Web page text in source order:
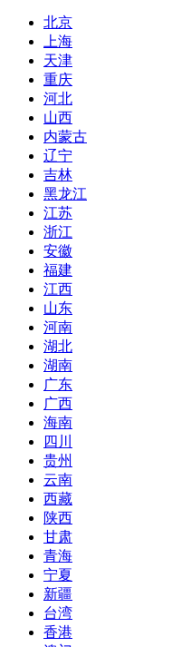
北京
上海
天津
重庆
河北
山西
内蒙古
辽宁
吉林
黑龙江
江苏
浙江
安徽
福建
江西
山东
河南
湖北
湖南
广东
广西
海南
四川
贵州
云南
西藏
陕西
甘肃
青海
宁夏
新疆
台湾
香港